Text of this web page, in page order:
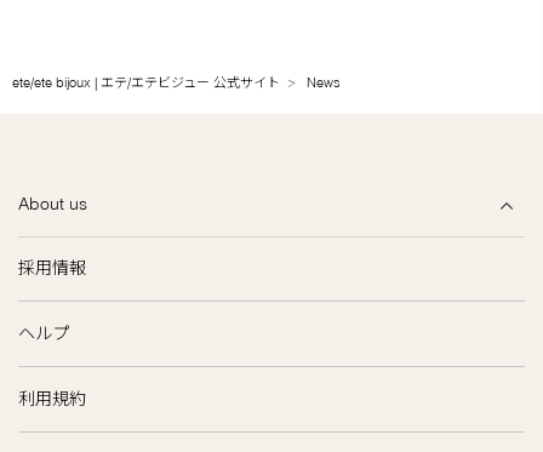
ete/ete bijoux | エテ/エテビジュー 公式サイト News
About us
採用情報
ヘルプ
利用規約